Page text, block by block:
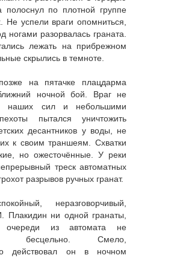
полоснул по плотной группе
Не успели враги опомниться,
ногами разорвалась граната.
лежать на прибрежном
скрылись в темноте.
на пятачке плацдарма
ночной бой. Враг не
наших сил и небольшими
пытался уничтожить
десантников у воды, не
их к своим траншеям. Схватки
но ожесточённые. У реки
треск автоматных
разрывов ручных гранат.
неразговорчивый,
Плакидин ни одной гранаты,
из автомата не
бесцельно. Смело,
действовал он в ночном